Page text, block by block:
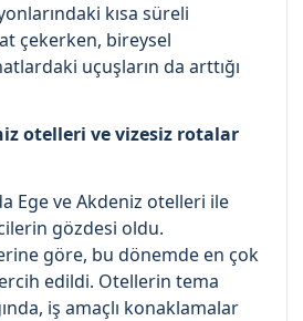
kısa süreli
çekerken, bireysel
uçuşların da arttığı
otelleri ve vizesiz rotalar
Ege ve Akdeniz otelleri ile
gözdesi oldu.
göre, bu dönemde en çok
edildi. Otellerin tema
iş amaçlı konaklamalar